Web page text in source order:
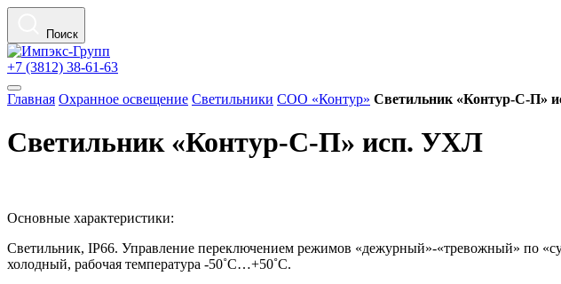
Поиск
+7 (3812) 38-61-63
Главная Охранное освещение Светильники СОО «Контур» Светильник «Контур-С-П»
Светильник «Контур-С-П» исп. УХЛ
Основные характеристики:
Светильник, IP66. Управление переключением режимов «дежурный»-«тревожный» по
холодный, рабочая температура -50˚С…+50˚С.